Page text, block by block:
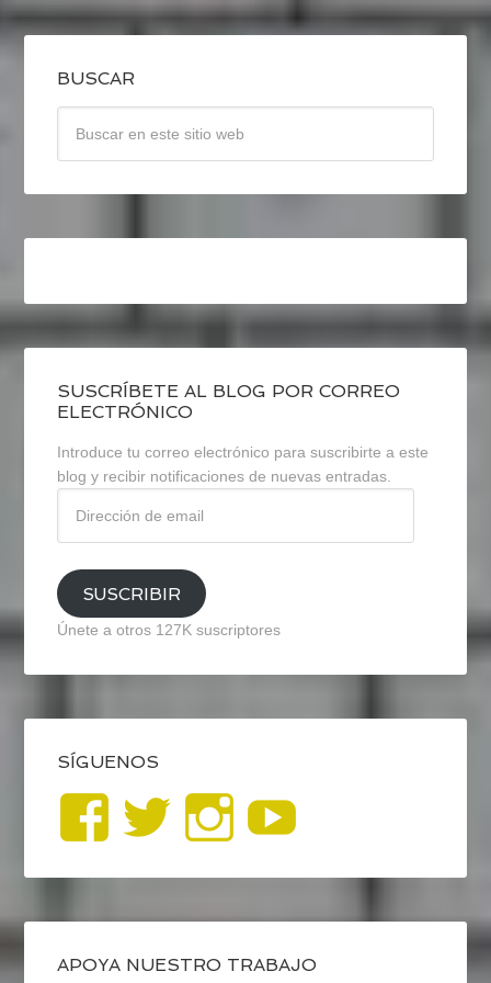
BUSCAR
SUSCRÍBETE AL BLOG POR CORREO
ELECTRÓNICO
Introduce tu correo electrónico para suscribirte a este
blog y recibir notificaciones de nuevas entradas.
email
SUSCRIBIR
Únete a otros 127K suscriptores
SÍGUENOS
Ver
perfil
de
Ver
perfil
de
Ver
perfil
de
APOYA NUESTRO TRABAJO